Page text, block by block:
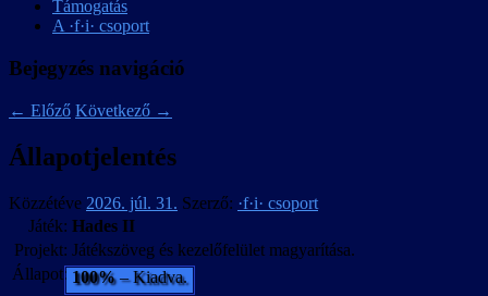
Támogatás
A ·f·i· csoport
Bejegyzés navigáció
← Előző Következő →
Állapotjelentés
Közzétéve 2026. júl. 31. Szerző: ·f·i· csoport
Játék: Hades II
Projekt: Játékszöveg és kezelőfelület magyarítása.
Állapot: 100%– Kiadva.